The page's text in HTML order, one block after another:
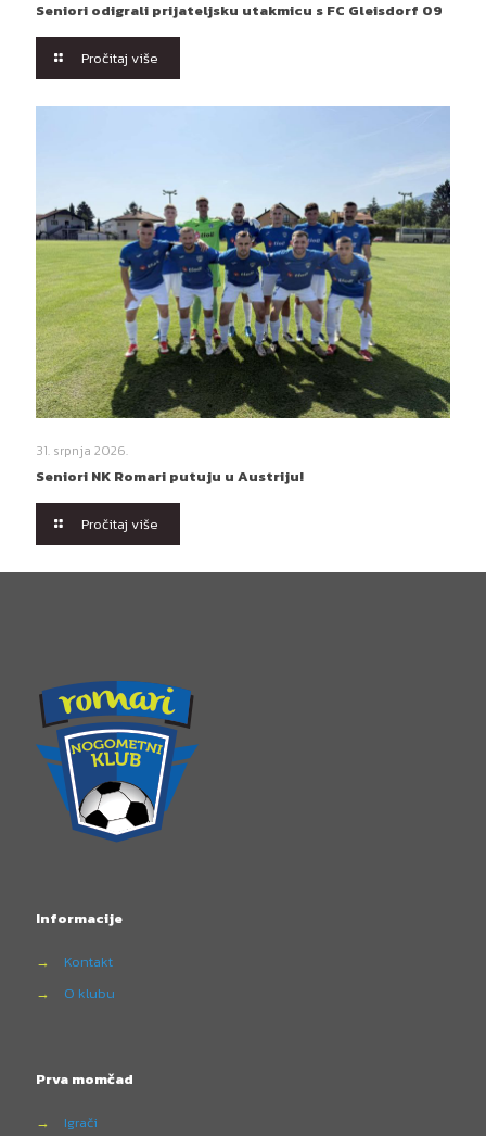
Seniori odigrali prijateljsku utakmicu s FC Gleisdorf 09
Pročitaj više
31. srpnja 2026.
Seniori NK Romari putuju u Austriju!
Pročitaj više
Informacije
→
Kontakt
→
O klubu
Prva momčad
→ Igrači